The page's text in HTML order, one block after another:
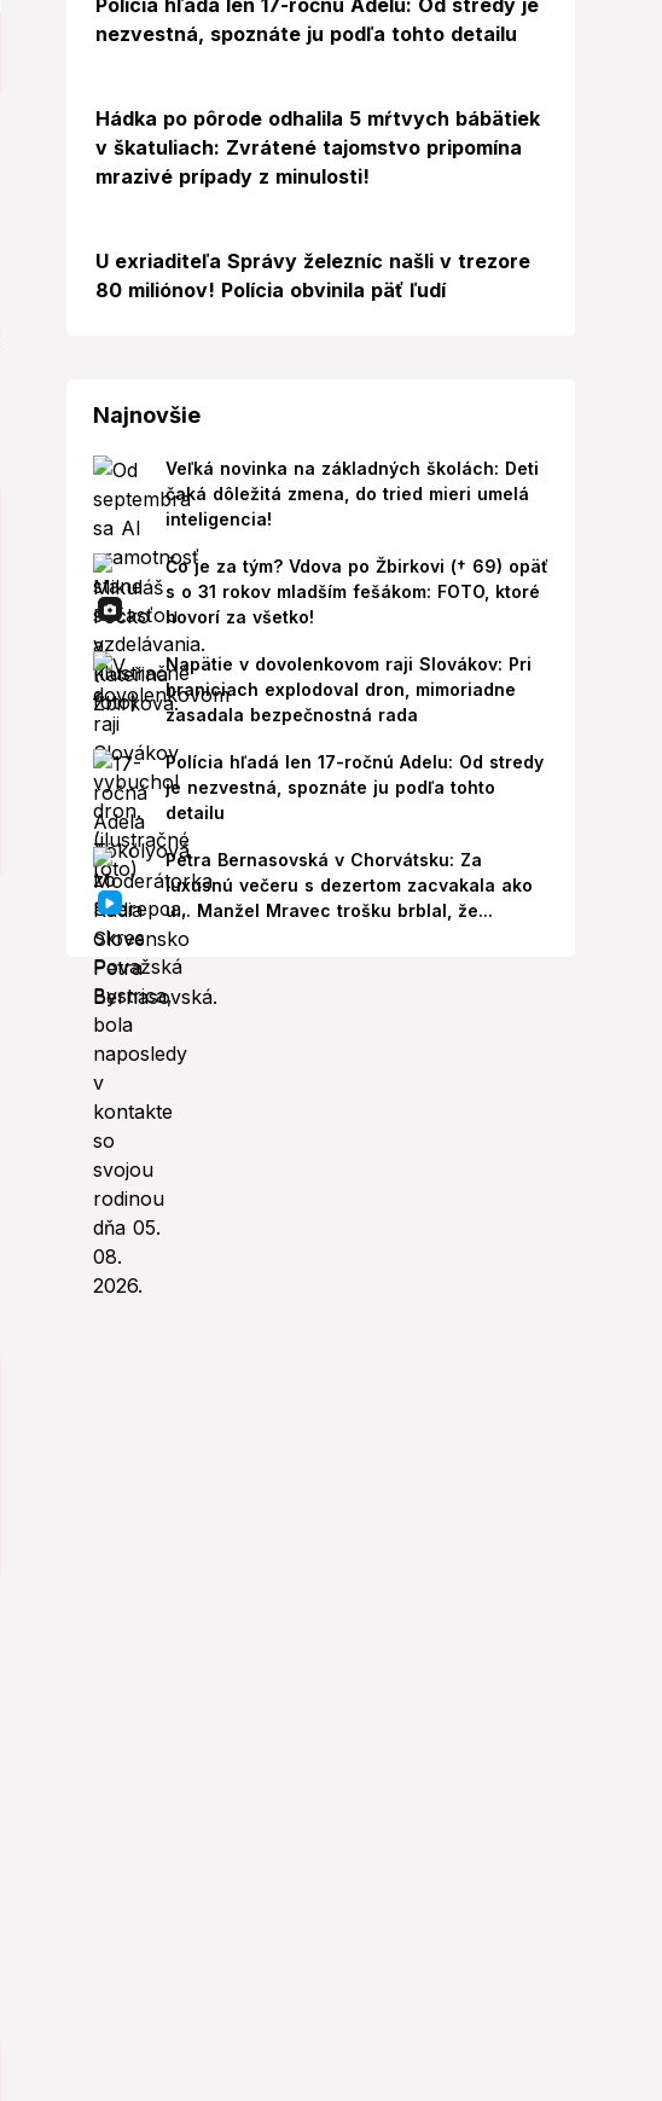
Polícia hľadá len 17-ročnú Adelu: Od stredy je
nezvestná, spoznáte ju podľa tohto detailu
Hádka po pôrode odhalila 5 mŕtvych bábätiek
v škatuliach: Zvrátené tajomstvo pripomína
mrazivé prípady z minulosti!
U exriaditeľa Správy železníc našli v trezore
80 miliónov! Polícia obvinila päť ľudí
Najnovšie
Veľká novinka na základných školách: Deti
čaká dôležitá zmena, do tried mieri umelá
inteligencia!
Čo je za tým? Vdova po Žbirkovi († 69) opäť
s o 31 rokov mladším fešákom: FOTO, ktoré
hovorí za všetko!
Napätie v dovolenkovom raji Slovákov: Pri
hraniciach explodoval dron, mimoriadne
zasadala bezpečnostná rada
Polícia hľadá len 17-ročnú Adelu: Od stredy
je nezvestná, spoznáte ju podľa tohto
detailu
Petra Bernasovská v Chorvátsku: Za
luxusnú večeru s dezertom zacvakala ako
u... Manžel Mravec trošku brblal, že...